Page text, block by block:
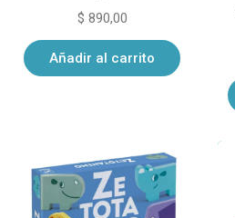
$ 890,00
Añadir al carrito